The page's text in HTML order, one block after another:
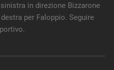
in direzione Bizzarone
per Faloppio. Seguire